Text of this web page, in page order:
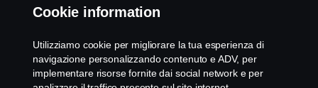
© Copyright Scania 2025 All rights reserved. Scania
Cookie information
Utilizziamo cookie per migliorare la tua esperienza di
navigazione personalizzando contenuto e ADV, per
implementare risorse fornite dai social network e per